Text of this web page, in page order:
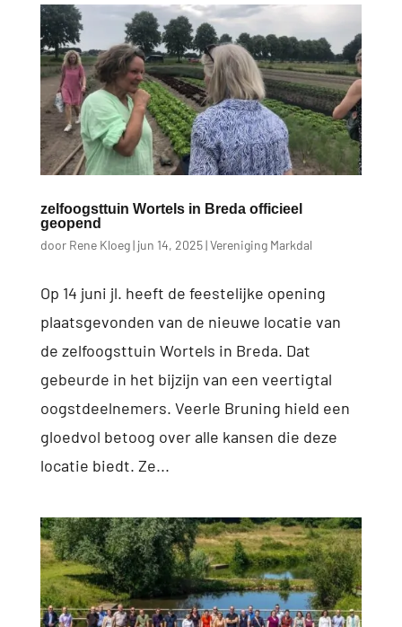
zelfoogsttuin Wortels in Breda officieel
geopend
door Rene Kloeg| jun 14, 2025|Vereniging Markdal
Op 14 juni jl. heeft de feestelijke opening
plaatsgevonden van de nieuwe locatie van
de zelfoogsttuin Wortels in Breda. Dat
gebeurde in het bijzijn van een veertigtal
oogstdeelnemers. Veerle Bruning hield een
gloedvol betoog over alle kansen die deze
locatie biedt. Ze...